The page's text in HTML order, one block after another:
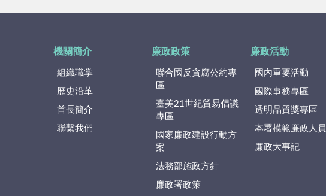
機關簡介
組織職掌
歷史沿革
首長簡介
聯繫我們
廉政政策
聯合國反貪腐公約專
區
臺美21世紀貿易倡議
專區
國家廉政建設行動方
案
法務部施政方針
廉政署政策
廉政活動
國內重要活動
國際事務專區
透明晶質獎專區
本署模範廉政人員
廉政大事記